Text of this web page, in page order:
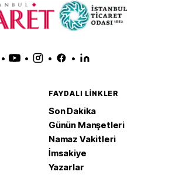
• • • •
FAYDALI LINKLER
Son Dakika
Günün Manşetleri
Namaz Vakitleri
İmsakiye
Yazarlar